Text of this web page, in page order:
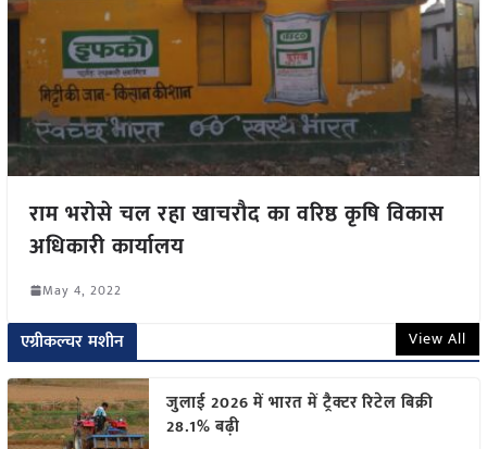
राम भरोसे चल रहा खाचरौद का वरिष्ठ कृषि विकास
अधिकारी कार्यालय
May 4, 2022
एग्रीकल्चर मशीन View All
जुलाई 2026 में भारत में ट्रैक्टर रिटेल बिक्री
28.1% बढ़ी